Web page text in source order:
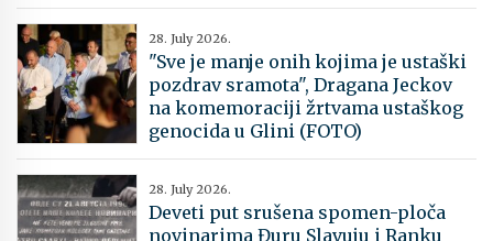
28. July 2026.
"Sve je manje onih kojima je ustaški
pozdrav sramota", Dragana Jeckov
na komemoraciji žrtvama ustaškog
genocida u Glini (FOTO)
28. July 2026.
Deveti put srušena spomen-ploča
novinarima Đuru Slavuju i Ranku